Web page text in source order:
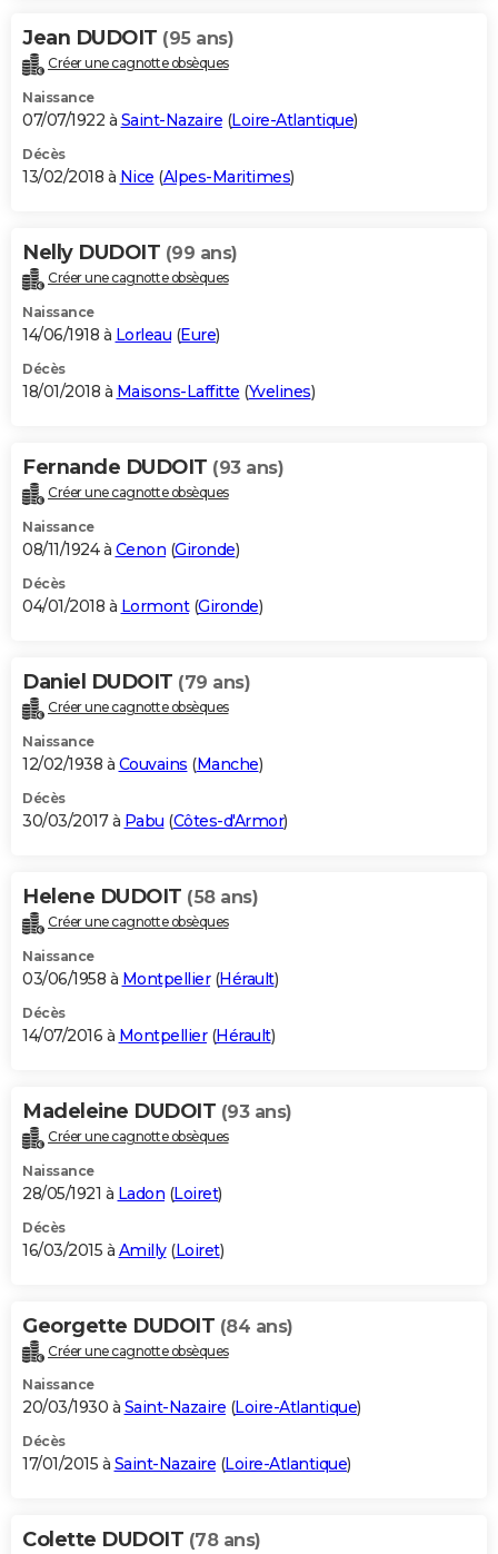
Jean DUDOIT (95 ans)
Créer une cagnotte obsèques
Naissance
07/07/1922 à Saint-Nazaire (Loire-Atlantique)
Décès
13/02/2018 à Nice (Alpes-Maritimes)
Nelly DUDOIT (99 ans)
Créer une cagnotte obsèques
Naissance
14/06/1918 à Lorleau (Eure)
Décès
18/01/2018 à Maisons-Laffitte (Yvelines)
Fernande DUDOIT (93 ans)
Créer une cagnotte obsèques
Naissance
08/11/1924 à Cenon (Gironde)
Décès
04/01/2018 à Lormont(Gironde)
Daniel DUDOIT (79 ans)
Créer une cagnotte obsèques
Naissance
12/02/1938 à Couvains (Manche)
Décès
30/03/2017 à Pabu (Côtes-d'Armor)
Helene DUDOIT (58 ans)
Créer une cagnotte obsèques
Naissance
03/06/1958 à Montpellier(Hérault)
Décès
14/07/2016 à Montpellier(Hérault)
Madeleine DUDOIT (93 ans)
Créer une cagnotte obsèques
Naissance
28/05/1921 à Ladon (Loiret)
Décès
16/03/2015 à Amilly(Loiret)
Georgette DUDOIT (84 ans)
Créer une cagnotte obsèques
Naissance
20/03/1930 à Saint-Nazaire (Loire-Atlantique)
Décès
17/01/2015 à Saint-Nazaire (Loire-Atlantique)
Colette DUDOIT (78 ans)